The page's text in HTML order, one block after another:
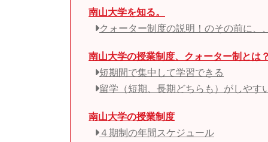
南山大学を知る。
クォーター制度の説明！のその前に、
南山大学の授業制度、クォーター制とは？
短期間で集中して学習できる
留学（短期、長期どちらも）がしやす
南山大学の授業制度
４期制の年間スケジュール